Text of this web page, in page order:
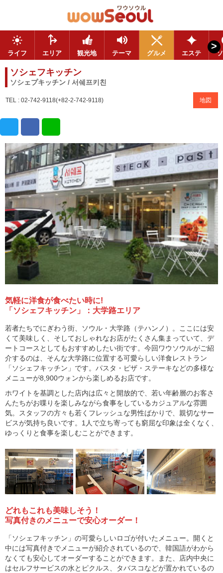
ライフ エリア 観光地 テーマ グルメ エステ
>
ソシェフキッチン
ソシェプキッチン / 서쉐프키친
TEL : 02-742-9118(+82-2-742-9118) 地図
気軽に洋食が食べたい時に!
「ソシェフキッチン」：大学路エリア
若者たちでにぎわう街、ソウル・大学路（テハンノ）。ここには安
くて美味しく、そしておしゃれなお店がたくさん集まっていて、デ
ートコースとしてもおすすめしたい街です。今回ワウソウルがご紹
介するのは、そんな大学路に位置する可愛らしい洋食レストラン
「ソシェフキッチン」です。パスタ・ピザ・ステーキなどの多様な
メニューが8,900ウォンから楽しめるお店です。
ホワイトを基調とした店内は広々と開放的で、若い年齢層のお客さ
んたちがお喋りを楽しみながら食事をしているカジュアルな雰囲
気。スタッフの方々も若くフレッシュな男性ばかりで、親切なサー
ビスが気持ち良いです。1人で立ち寄っても窮屈な印象は全くなく、
ゆっくりと食事を楽しむことができます。
どれもこれも美味しそう！
写真付きのメニューで安心オーダー！
「ソシェフキッチン」の可愛らしいロゴが付いたメニュー。開くと
中には写真付きでメニューが紹介されているので、韓国語がわから
なくても安心してオーダーすることができます。また、店内中央に
はセルフサービスの水とピクルス、タバスコなどが置かれているの